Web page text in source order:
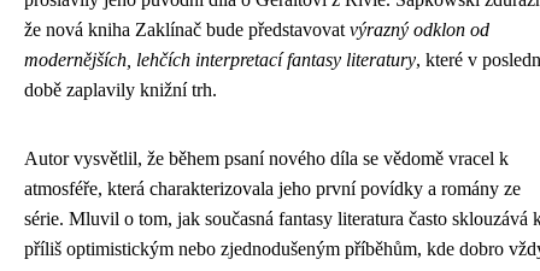
že nová kniha Zaklínač bude představovat výrazný odklon od
modernějších, lehčích interpretací fantasy literatury, které v
době zaplavily knižní trh.
Autor vysvětlil, že během psaní nového díla se vědomě vracel k
atmosféře, která charakterizovala jeho první povídky a romány ze
série. Mluvil o tom, jak současná fantasy literatura často sklouzává
příliš optimistickým nebo zjednodušeným příběhům, kde dobro